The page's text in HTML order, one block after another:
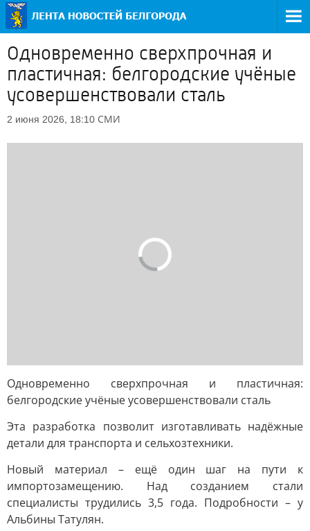
Одновременно сверхпрочная и
пластичная: белгородские учёные
усовершенствовали сталь
2 июня 2026, 18:10 СМИ
Одновременно сверхпрочная и пластичная:
белгородские учёные усовершенствовали сталь
Эта разработка позволит изготавливать надёжные
детали для транспорта и сельхозтехники.
Новый материал – ещё один шаг на пути к
импортозамещению. Над созданием стали
специалисты трудились 3,5 года. Подробности – у
Альбины Татулян.